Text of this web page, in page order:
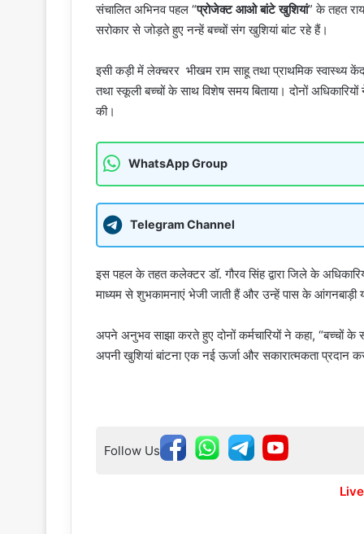
संचालित अभिनव पहल “प्रोजेक्ट आओ बांटे खुशियां” के तहत
सरोकार से जोड़ते हुए नन्हें बच्चों संग खुशियां बांट रहे हैं।
इसी कड़ी में लेक्चरर भीखम राम साहू तथा प्राथमिक
तथा स्कूली बच्चों के साथ विशेष समय बिताया। दोनों
की।
WhatsApp Group
Telegram Channel
इस पहल के तहत कलेक्टर डॉ. गौरव सिंह द्वारा जिले के
माध्यम से शुभकामनाएं भेजी जाती हैं और उन्हें पास के आंगनबाड़ी
अपने अनुभव साझा करते हुए दोनों कर्मचारियों ने कहा,
अपनी खुशियां बांटना एक नई ऊर्जा और सकारात्मकता प्रदान
Follow Us